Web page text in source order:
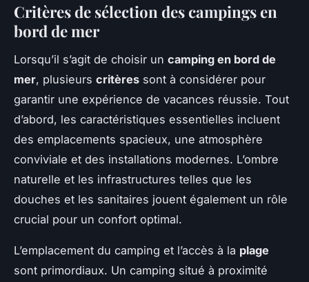
Critères de sélection des campings en
bord de mer
Lorsqu’il s’agit de choisir un camping en bord de
mer, plusieurs critères sont à considérer pour
garantir une expérience de vacances réussie. Tout
d’abord, les caractéristiques essentielles incluent
des emplacements spacieux, une atmosphère
conviviale et des installations modernes. L’ombre
naturelle et les infrastructures telles que les
douches et les sanitaires jouent également un rôle
crucial pour un confort optimal.
L’emplacement du camping et l’accès à la plage
sont primordiaux. Un camping situé à proximité